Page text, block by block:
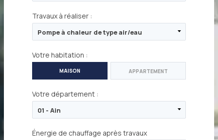
Travaux à réaliser :
Votre habitation :
MAISON APPARTEMENT
Votre département :
Énergie de chauffage après travaux